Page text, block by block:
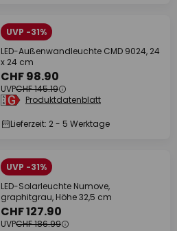
UVP -31%
LED-Außenwandleuchte CMD 9024, 24
x 24 cm
CHF 98.90
UVPCHF 145.19
Produktdatenblatt
Lieferzeit: 2 - 5 Werktage
UVP -31%
LED-Solarleuchte Numove,
graphitgrau, Höhe 32,5 cm
CHF 127.90
UVPCHF 186.99